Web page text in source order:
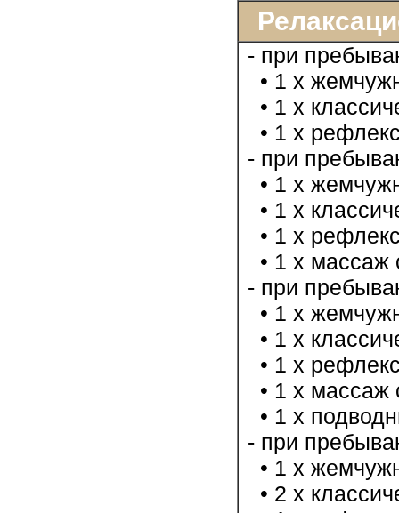
- при
• 1 х
• 1 х
• 1 х
- при
• 1 х
• 1 х
• 1 х
• 1 х массаж
- при
• 1 х
• 1 х
• 1 х
• 1 х массаж
• 1 х
- при
• 1 х
• 2 х